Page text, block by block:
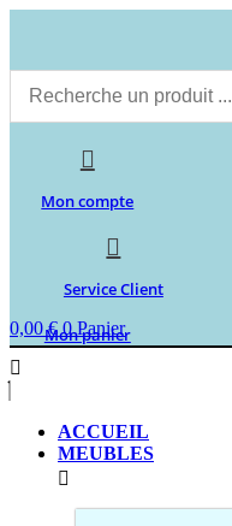
Mon compte
Service Client
0,00€ 0 Panier
Mon panier
ACCUEIL
MEUBLES